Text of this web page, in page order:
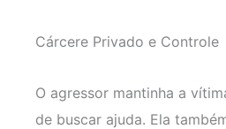
Cárcere Privado e Controle
O agressor mantinha a
de buscar ajuda. Ela